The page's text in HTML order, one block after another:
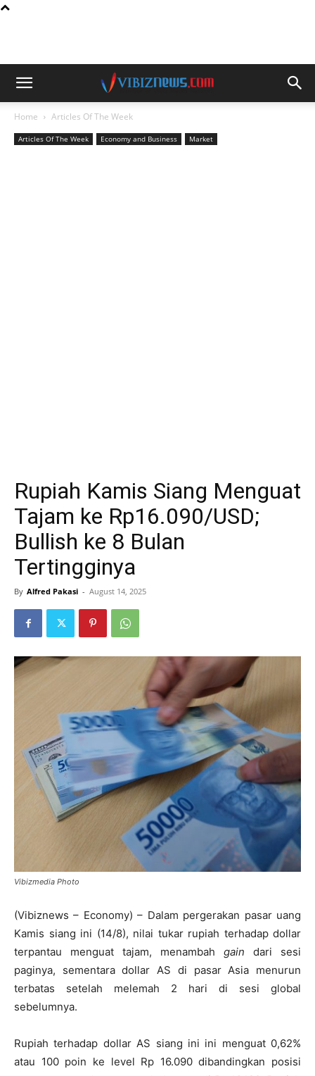
Home Articles Of The Week
Articles Of The Week Economy and Business Market
Rupiah Kamis Siang Menguat
Tajam ke Rp16.090/USD;
Bullish ke 8 Bulan
Tertingginya
By Alfred Pakasi - August 14, 2025
Vibizmedia Photo
(Vibiznews – Economy) – Dalam pergerakan pasar uang
Kamis siang ini (14/8), nilai tukar rupiah terhadap dollar
terpantau menguat tajam, menambah gain dari sesi
paginya, sementara dollar AS di pasar Asia menurun
terbatas setelah melemah 2 hari di sesi global
sebelumnya.
Rupiah terhadap dollar AS siang ini ini menguat 0,62%
atau 100 poin ke level Rp 16.090 dibandingkan posisi